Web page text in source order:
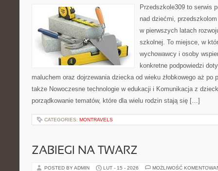
Przedszkole309 to serwis
nad dziećmi,
w pierwszych latach
szkolnej. To miejsce, w
wychowawcy i osoby
konkretne podpowiedzi
maluchem oraz dojrzewania dziecka od wieku żłobkowego aż po
także Nowoczesne technologie w edukacji i Komunikacja z
porządkowanie tematów, które dla wielu rodzin stają się […]
CATEGORIES: MONTRAVELS
ZABIEGI NA TWARZ
POSTED BY ADMIN LUT - 15 - 2026 MOŻLIWOŚĆ